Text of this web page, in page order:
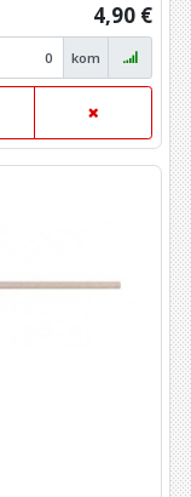
4,90 €
kom